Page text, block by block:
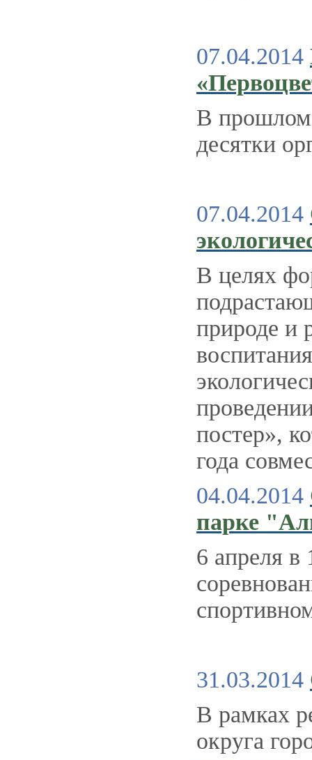
07.04.2014
В прошлом
десятки
07.04.2014
В целях
природе и
постер»,
года
04.04.2014
парке
6 апреля
31.03.2014
В рамках
округа